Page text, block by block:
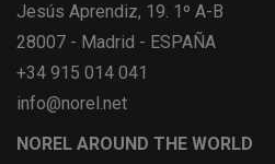
Jesús Aprendiz, 19. 1º A-B
28007 - Madrid - ESPAÑA
+34 915 014 041
info@norel.net
NOREL AROUND THE WORLD